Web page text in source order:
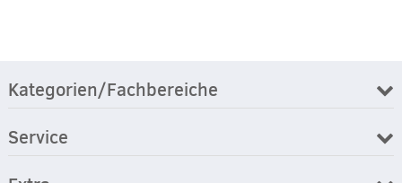
Kategorien/Fachbereiche
Service